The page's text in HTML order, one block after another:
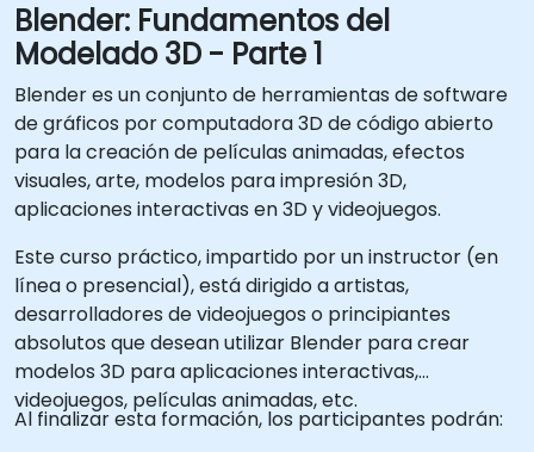
Blender: Fundamentos del
Modelado 3D - Parte 1
Blender es un conjunto de herramientas de software
de gráficos por computadora 3D de código abierto
para la creación de películas animadas, efectos
visuales, arte, modelos para impresión 3D,
aplicaciones interactivas en 3D y videojuegos.
Este curso práctico, impartido por un instructor (en
línea o presencial), está dirigido a artistas,
desarrolladores de videojuegos o principiantes
absolutos que desean utilizar Blender para crear
modelos 3D para aplicaciones interactivas,
videojuegos, películas animadas, etc.
Al finalizar esta formación, los participantes podrán: